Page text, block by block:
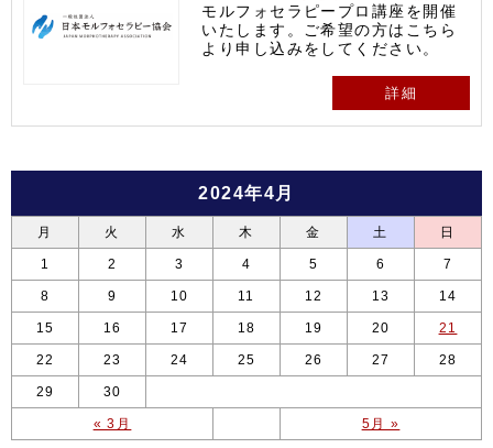
モルフォセラピープロ講座を開催
いたします。ご希望の方はこちら
より申し込みをしてください。
詳細
2024年4月
月 火 水 木 金 土 日
« 3月 5月 »
1 2 3 4 5 6 7
8 9 10 11 12 13 14
15 16 17 18 19 20 21
22 23 24 25 26 27 28
29 30